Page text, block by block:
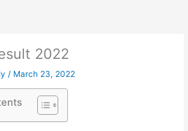
2022
/ March 23, 2022